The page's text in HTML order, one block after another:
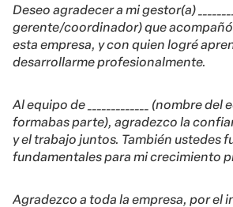
Deseo agradecer a mi gestor(a)
gerente/coordinador) que
esta empresa, y con quien logré
desarrollarme profesionalmente.
Al equipo de _____________ (nombre
formabas parte), agradezco la
y el trabajo juntos. También ustedes
fundamentales para mi crecimiento
Agradezco a toda la empresa, por el